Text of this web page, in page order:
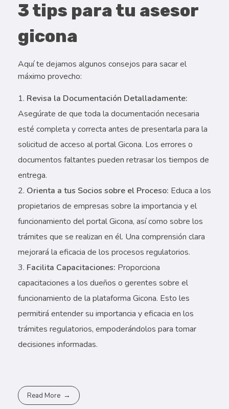
3 tips para tu asesor
gicona
Aquí te dejamos algunos consejos para sacar el
máximo provecho:
Revisa la Documentación Detalladamente:
Asegúrate de que toda la documentación necesaria
esté completa y correcta antes de presentarla para la
solicitud de acceso al portal Gicona. Los errores o
documentos faltantes pueden retrasar los tiempos de
entrega.
Orienta a tus Socios sobre el Proceso: Educa a los
propietarios de empresas sobre la importancia y el
funcionamiento del portal Gicona, así como sobre los
trámites que se realizan en él. Una comprensión clara
mejorará la eficacia de los procesos regulatorios.
Facilita Capacitaciones: Proporciona
capacitaciones a los dueños o gerentes sobre el
funcionamiento de la plataforma Gicona. Esto les
permitirá entender su importancia y eficacia en los
trámites regulatorios, empoderándolos para tomar
decisiones informadas.
Read More